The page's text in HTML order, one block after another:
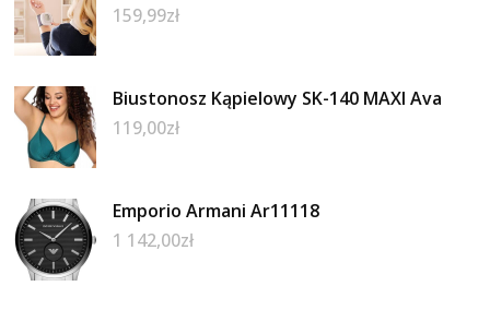
159,99zł
Biustonosz Kąpielowy SK-140 MAXI Ava
119,00zł
Emporio Armani Ar11118
1 142,00zł